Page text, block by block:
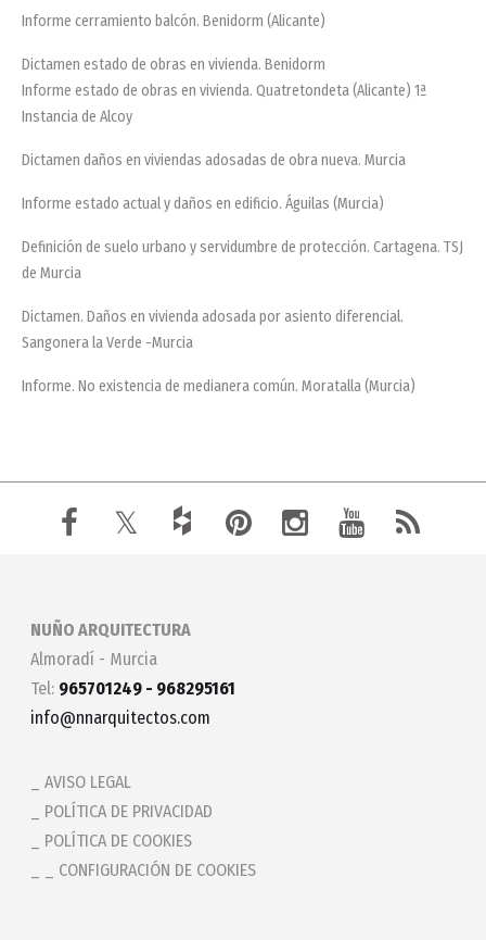
Informe cerramiento balcón. Benidorm (Alicante)
Dictamen estado de obras en vivienda. Benidorm
Informe estado de obras en vivienda. Quatretondeta (Alicante) 1ª
Instancia de Alcoy
Dictamen daños en viviendas adosadas de obra nueva. Murcia
Informe estado actual y daños en edificio. Águilas (Murcia)
Definición de suelo urbano y servidumbre de protección. Cartagena. TSJ
de Murcia
Dictamen. Daños en vivienda adosada por asiento diferencial.
Sangonera la Verde -Murcia
Informe. No existencia de medianera común. Moratalla (Murcia)
NUÑO ARQUITECTURA
Almoradí - Murcia
Tel: 965701249 - 968295161
info@nnarquitectos.com
AVISO LEGAL
POLÍTICA DE PRIVACIDAD
POLÍTICA DE COOKIES
_ CONFIGURACIÓN DE COOKIES